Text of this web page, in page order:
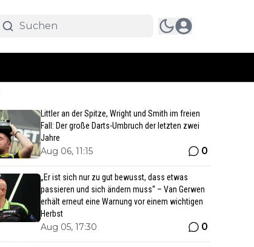
Littler an der Spitze, Wright und Smith im freien
Fall: Der große Darts-Umbruch der letzten zwei
Jahre
Aug 06, 11:15 0
„Er ist sich nur zu gut bewusst, dass etwas
passieren und sich ändern muss“ – Van Gerwen
erhält erneut eine Warnung vor einem wichtigen
Herbst
Aug 05, 17:30 0